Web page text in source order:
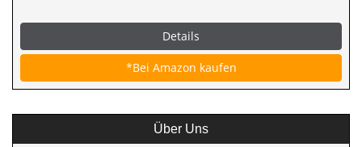
Details
*Bei Amazon kaufen
Über Uns